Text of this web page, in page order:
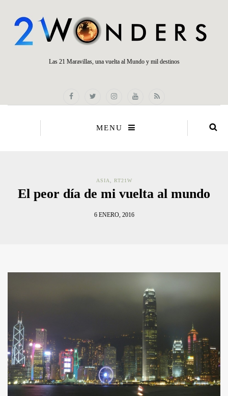
Las 21 Maravillas, una vuelta al Mundo y mil destinos
MENU
ASIA RT21W
El peor día de mi vuelta al mundo
6 ENERO, 2016